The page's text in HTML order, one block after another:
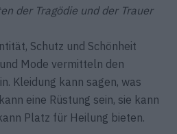
der Tragödie und der Trauer
Schutz und Schönheit
Mode vermitteln den
Kleidung kann sagen, was
eine Rüstung sein, sie kann
Platz für Heilung bieten.